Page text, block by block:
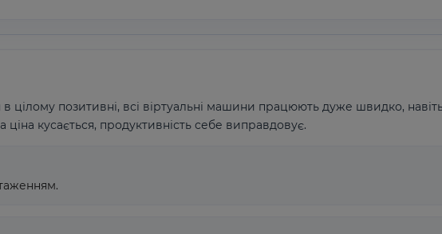
цілому позитивні, всі віртуальні машини працюють дуже швидко,
кусається, продуктивність себе виправдовує.